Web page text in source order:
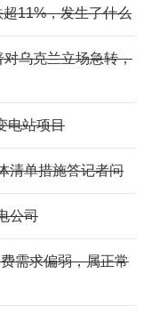
超11%，发生了什么
对乌克兰立场急转，
电站项目
清单措施答记者问
公司
需求偏弱，属正常